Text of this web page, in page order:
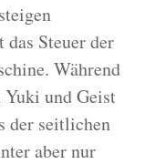
Steuer der
Während
und Geist
der seitlichen
aber nur